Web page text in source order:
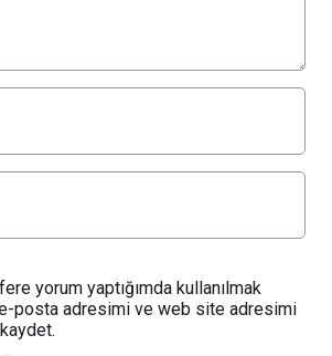
yorum yaptığımda kullanılmak
e-posta adresimi ve web site adresimi